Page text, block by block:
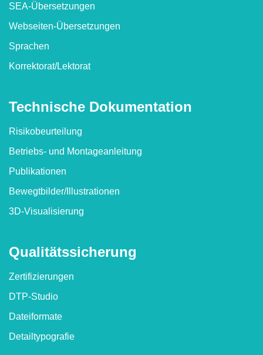
SEA-Übersetzungen
Webseiten-Übersetzungen
Sprachen
Korrektorat/​Lektorat
Technische Dokumen­tation
Risikobeurteilung
Betriebs- und Montageanleitung
Publikationen
Bewegtbilder/​Illustrationen
3D-Visualisierung
Qualitäts­sicherung
Zertifizierungen
DTP-Studio
Dateiformate
Detailtypografie